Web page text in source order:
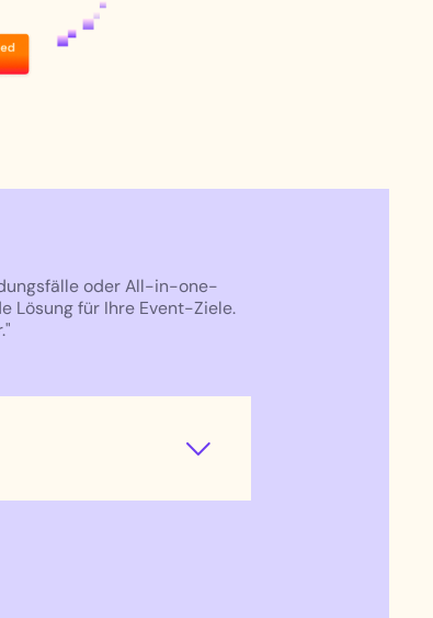
oder All-in-one-
Lösung für Ihre Event-Ziele.